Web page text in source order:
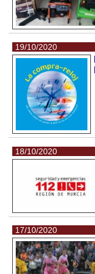
19/10/2020
18/10/2020
17/10/2020